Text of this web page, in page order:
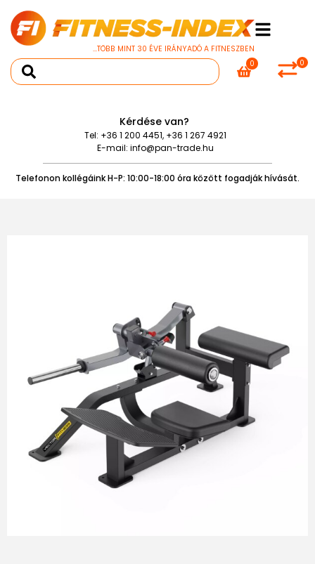
...TÖBB MINT 30 ÉVE IRÁNYADÓ A FITNESZBEN
0
0
Kérdése van?
Tel: +36 1 200 4451, +36 1 267 4921
E-mail: info@pan-trade.hu
Telefonon kollégáink H-P: 10:00-18:00 óra között fogadják hívását.